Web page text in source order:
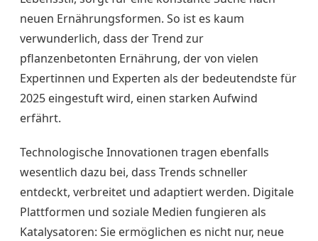
neuen Ernährungsformen. So ist es kaum
verwunderlich, dass der Trend zur
pflanzenbetonten Ernährung, der von vielen
Expertinnen und Experten als der bedeutendste für
2025 eingestuft wird, einen starken Aufwind
erfährt.
Technologische Innovationen tragen ebenfalls
wesentlich dazu bei, dass Trends schneller
entdeckt, verbreitet und adaptiert werden. Digitale
Plattformen und soziale Medien fungieren als
Katalysatoren: Sie ermöglichen es nicht nur, neue